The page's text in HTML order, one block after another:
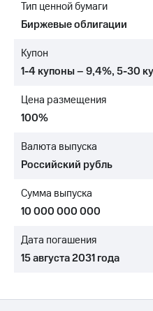
МТС
Контакты
в
регионе
и акционерам
управление
секретарь
Тип ценной бумаги
Биржевые облигации
Купон
1-4 купоны – 9,4%,5-30
Цена размещения
100%
Валюта выпуска
Российский рубль
Сумма выпуска
10 000 000 000
Дата погашения
15 августа 2031 года